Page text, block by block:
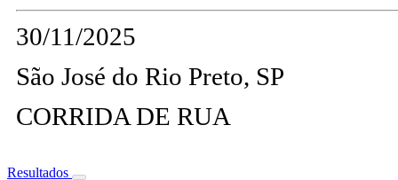
30/11/2025
São José do Rio Preto, SP
CORRIDA DE RUA
Resultados